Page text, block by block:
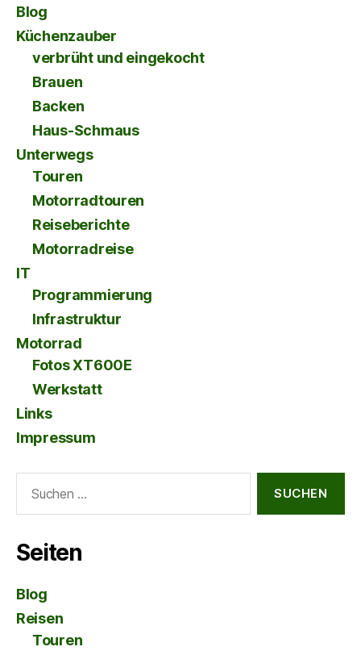
Blog
Küchenzauber
verbrüht und eingekocht
Brauen
Backen
Haus-Schmaus
Unterwegs
Touren
Motorradtouren
Reiseberichte
Motorradreise
IT
Programmierung
Infrastruktur
Motorrad
Fotos XT600E
Werkstatt
Links
Impressum
nach:
Seiten
Blog
Reisen
Touren